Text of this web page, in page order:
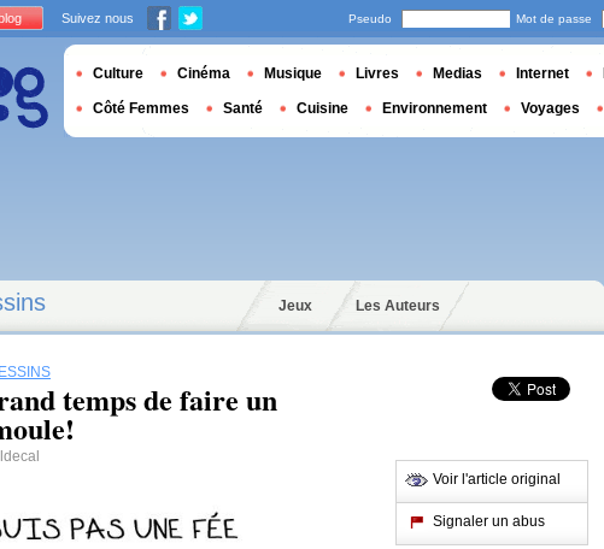
Jeux Les Auteurs
temps de faire un
Voir l'article original
Signaler un abus
Suivez nous Pseudo Mot de passe
Culture Cinéma Musique Livres Medias Internet
Côté Femmes Santé Cuisine Environnement Voyages